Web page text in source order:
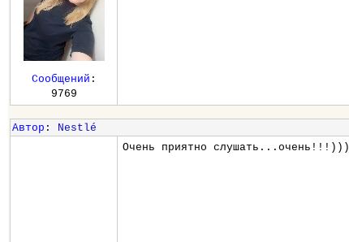
Сообщений :
9769
Автор : Nestlé
Очень приятно слушать...очень!!!)))